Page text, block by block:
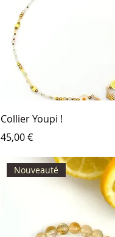
Collier Youpi !
Prix
45,00 €
Nouveauté